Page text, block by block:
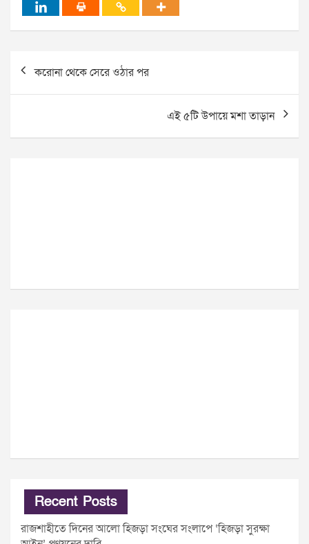
Post
navigation
করোনা থেকে সেরে ওঠার পর
এই ৫টি উপায়ে মশা তাড়ান
Recent Posts
রাজশাহীতে দিনের আলো হিজড়া সংঘের সংলাপে ‘হিজড়া সুরক্ষা